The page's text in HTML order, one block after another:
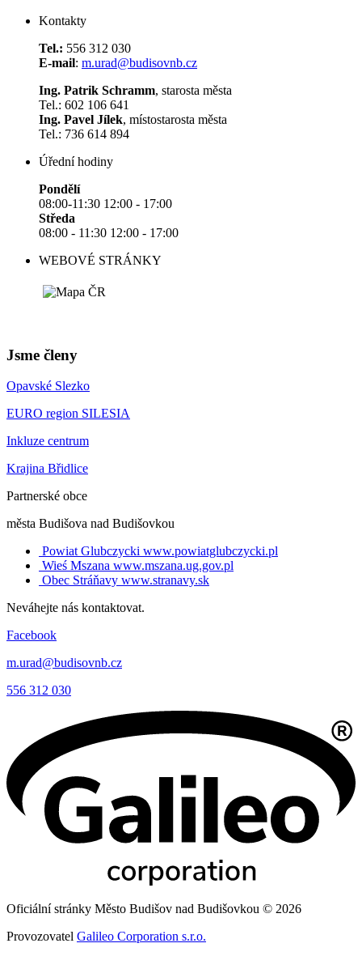
Kontakty
Tel.: 556 312 030
E-mail: m.urad@budisovnb.cz
Ing. Patrik Schramm, starosta města
Tel.: 602 106 641
Ing. Pavel Jílek, místostarosta města
Tel.: 736 614 894
Úřední hodiny
Pondělí
08:00-11:30 12:00 - 17:00
Středa
08:00 - 11:30 12:00 - 17:00
WEBOVÉ STRÁNKY
Jsme členy
Opavské Slezko
EURO region SILESIA
Inkluze centrum
Krajina Břidlice
Partnerské obce
města Budišova nad Budišovkou
Powiat Glubczycki www.powiatglubczycki.pl
Wieś Mszana www.mszana.ug.gov.pl
Obec Stráňavy www.stranavy.sk
Neváhejte nás kontaktovat.
Facebook
m.urad@budisovnb.cz
556 312 030
Oficiální stránky Město Budišov nad Budišovkou © 2026
Provozovatel Galileo Corporation s.r.o.